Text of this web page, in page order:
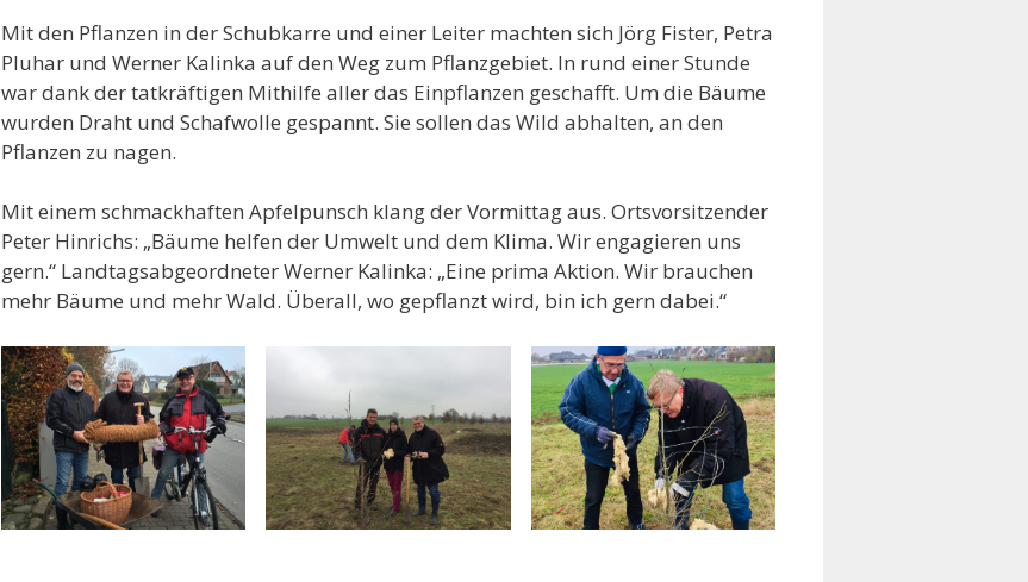
Mit den Pflanzen in der Schubkarre und einer Leiter machten sich Jörg Fister, Petra
Pluhar und Werner Kalinka auf den Weg zum Pflanzgebiet. In rund einer Stunde
war dank der tatkräftigen Mithilfe aller das Einpflanzen geschafft. Um die Bäume
wurden Draht und Schafwolle gespannt. Sie sollen das Wild abhalten, an den
Pflanzen zu nagen.
Mit einem schmackhaften Apfelpunsch klang der Vormittag aus. Ortsvorsitzender
Peter Hinrichs: „Bäume helfen der Umwelt und dem Klima. Wir engagieren uns
gern.“ Landtagsabgeordneter Werner Kalinka: „Eine prima Aktion. Wir brauchen
mehr Bäume und mehr Wald. Überall, wo gepflanzt wird, bin ich gern dabei.“